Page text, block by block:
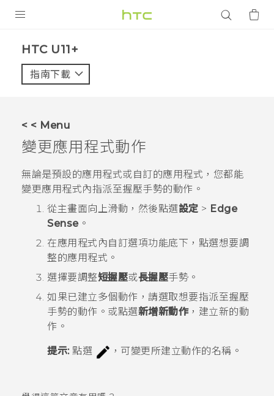
VIVE
應用程式
HTC U11+‎
指南下載
< < Menu
變更應用程式動作
無論是預設的應用程式或自訂的應用程式，您都能
變更應用程式內指派至握壓手勢的動作。
從主畫面向上滑動，然後點選設定 > Edge
Sense。
在應用程式內自訂選項功能底下，點選想要調
整的應用程式。
選擇要調整短握壓或長握壓手勢。
如果已建立多個動作，請選取想要指派至握壓
手勢的動作。 或點選新增新動作，建立新的動
作。
提示:點選 ，可變更所建立動作的名稱。